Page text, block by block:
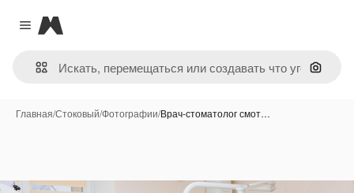
Close menu
Magnific
Поиск
Главная/Стоковый/Фотографии/Врач-стоматолог смот…